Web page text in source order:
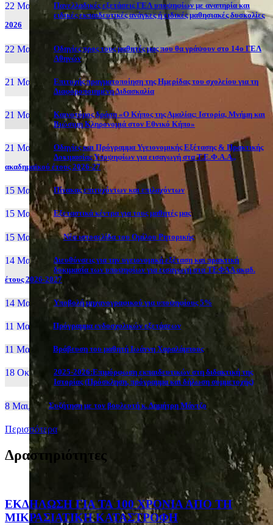
22 Μαι, 26
Πανελλαδικές εξετάσεις ΓΕΛ υποψηφίων με αναπηρία και
ειδικές εκπαιδευτικές ανάγκες ή ειδικές μαθησιακές δυσκολίες
2026
22 Μαι, 26
Οδηγίες προς τους μαθητές μας που θα γράψουν στο 14ο ΓΕΛ
Αθηνών
21 Μαι, 26
Επιτυχής πραγματοποίηση της Ημερίδας του σχολείου για τη
Διαφοροποιημένη Διδασκαλία
21 Μαι, 26
Καινοτόμος δράση «Ο Κήπος της Αμαλίας: Ιστορία, Μνήμη και
Βιώσιμη Κληρονομιά στον Εθνικό Κήπο»
21 Μαι, 26
Οδηγίες και Πρόγραμμα Υγειονομικής Εξέτασης & Πρακτικής
Δοκιμασίας Υποψηφίων για εισαγωγή στα Τ.Ε.Φ.Α.Α.,
ακαδημαϊκού έτους 2026-27
15 Μαι, 26 Πίνακας επιτυχόντων και επιλαχόντων
15 Μαι, 26 Εξεταστικά κέντρα για τους μαθητές μας
15 Μαι, 2026 Νέα ιστοσελίδα του Ομίλου Ρητορικής
14 Μαι, 26
Διευθύνσεις για την υγειονομική εξέταση και πρακτική
δοκιμασία των υποψηφίων για εισαγωγή στα ΤΕΦΑΑ ακαδ.
έτους 2026-2027
14 Μαι, 26 Yποβολή μηχανογραφικού για υποψηφίους 5%
11 Μαι, 26 Πρόγραμμα ενδοσχολικών εξετάσεων
11 Μαι, 26 Βράβευση του μαθητή Ιωάννη Χαραλάμπους
18 Οκτ, 25
2025-2026:Επιμόρφωση εκπαιδευτικών στη διδακτική της
Ιστορίας (Πρόσκληση, πρόγραμμα και δήλωση συμμετοχής)
8 Μαι, 26 Συζήτηση με τον βουλευτή κ. Δημήτρη Μάντζο
Περισσότερα
Δραστηριότητες
ΕΚΔΗΛΩΣΗ ΓΙΑ ΤΑ 100 ΧΡΟΝΙΑ ΑΠΟ ΤΗ
ΜΙΚΡΑΣΙΑΤΙΚΗ ΚΑΤΑΣΤΡΟΦΗ